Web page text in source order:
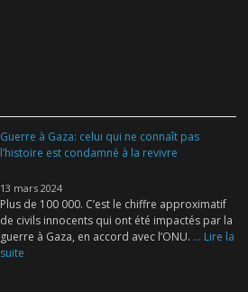
Guerre à Gaza: celui qui ne connaît pas
l’histoire est condamné à la revivre
13 mars 2024
Plus de 100 000. C’est le chiffre approximatif
de civils innocents qui ont été impactés par la
guerre à Gaza, en accord avec l’ONU. ... Lire la
suite